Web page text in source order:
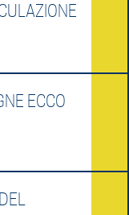
ECCO